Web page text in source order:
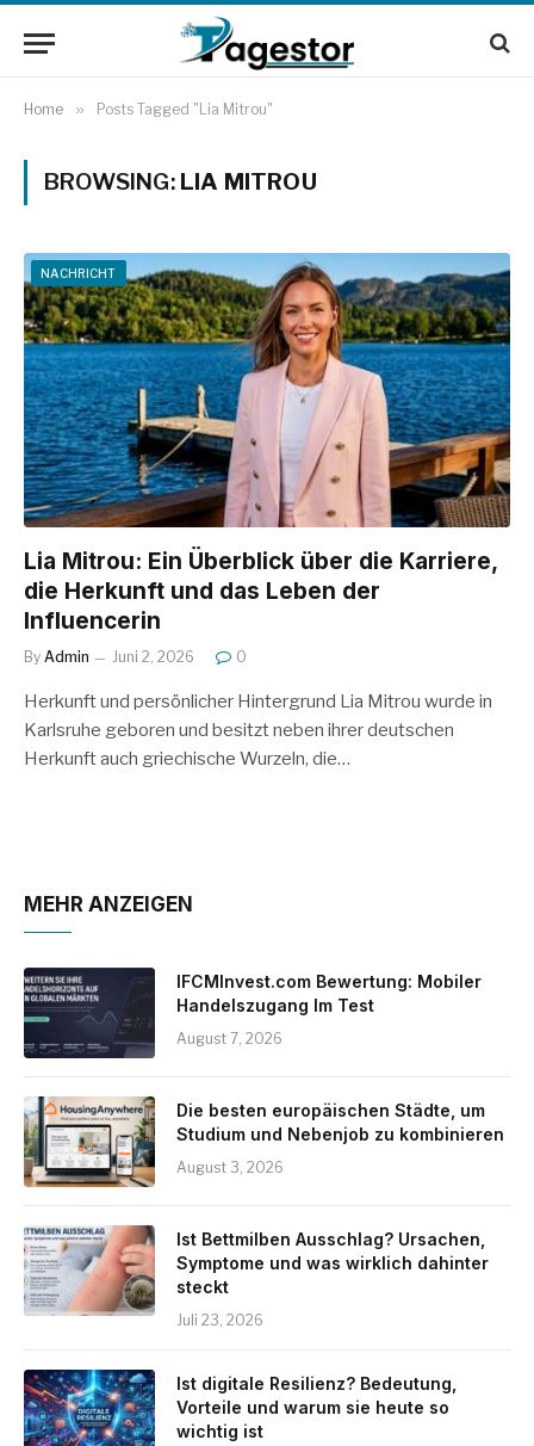
Home » Posts Tagged "Lia Mitrou"
BROWSING: LIA MITROU
NACHRICHT
Lia Mitrou: Ein Überblick über die Karriere,
die Herkunft und das Leben der
Influencerin
By Admin Juni 2, 2026 0
Herkunft und persönlicher Hintergrund Lia Mitrou wurde in
Karlsruhe geboren und besitzt neben ihrer deutschen
Herkunft auch griechische Wurzeln, die…
MEHR ANZEIGEN
IFCMInvest.com Bewertung: Mobiler
Handelszugang Im Test
August 7, 2026
Die besten europäischen Städte, um
Studium und Nebenjob zu kombinieren
August 3, 2026
Ist Bettmilben Ausschlag? Ursachen,
Symptome und was wirklich dahinter
steckt
Juli 23, 2026
Ist digitale Resilienz? Bedeutung,
Vorteile und warum sie heute so
wichtig ist